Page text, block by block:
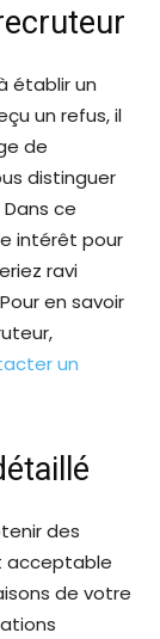
établir un
un refus, il
de
distinguer
ce
intérêt pour
ravi
en savoir
un
des
acceptable
de votre